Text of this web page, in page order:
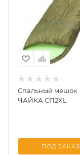
Спальный мешок
ЧАЙКА СП2XL
ПОД ЗАКАЗ